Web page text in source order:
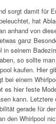
sorgt damit für
hat
anhand von
ganz
in seinem
so sollte
kaufen. Hier
bei einem
es hier feste
kann.
gerade für
den Whirlpool